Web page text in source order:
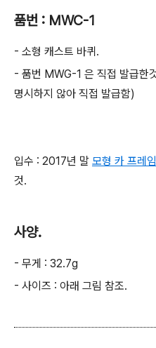
품번 : MWC-1
- 소형 캐스트 바퀴.
- 품번 MWG-1 은 직접 발급한
명시하지 않아 직접 발급함)
입수 : 2017년 말 모형 카 프레
것.
사양.
- 무게 : 32.7g
- 사이즈 : 아래 그림 참조.